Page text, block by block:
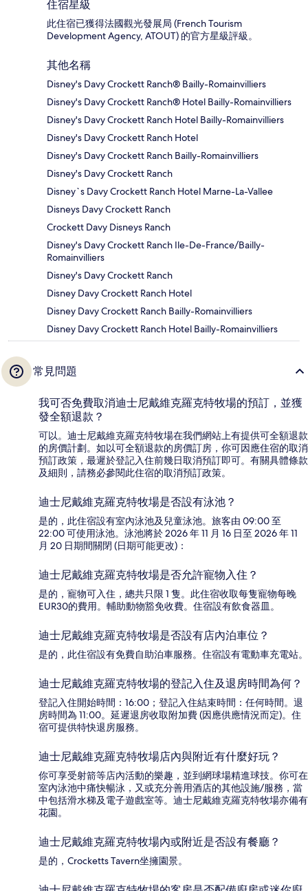
住宿星級
此住宿已獲得法國觀光發展局 (French Tourism
Development Agency, ATOUT) 的官方星級評級。
其他名稱
Disney's Davy Crockett Ranch® Bailly-Romainvilliers
Disney's Davy Crockett Ranch® Hotel Bailly-Romainvilliers
Disney's Davy Crockett Ranch Hotel Bailly-Romainvilliers
Disney's Davy Crockett Ranch Hotel
Disney's Davy Crockett Ranch Bailly-Romainvilliers
Disney's Davy Crockett Ranch
Disney`s Davy Crockett Ranch Hotel Marne-La-Vallee
Disneys Davy Crockett Ranch
Crockett Davy Disneys Ranch
Disney's Davy Crockett Ranch Ile-De-France/Bailly-
Romainvilliers
Disney's Davy Crockett Ranch
Disney Davy Crockett Ranch Hotel
Disney Davy Crockett Ranch Bailly-Romainvilliers
Disney Davy Crockett Ranch Hotel Bailly-Romainvilliers
常見問題
我可否免費取消迪士尼戴維克羅克特牧場的預訂，並獲
發全額退款？
可以。迪士尼戴維克羅克特牧場在我們網站上有提供可全額退款
的房價計劃。如以可全額退款的房價訂房，你可因應住宿的取消
預訂政策，最遲於登記入住前幾日取消預訂即可。有關具體條款
及細則，請務必參閱此住宿的取消預訂政策。
迪士尼戴維克羅克特牧場是否設有泳池？
是的，此住宿設有室內泳池及兒童泳池。旅客由 09:00 至
22:00 可使用泳池。泳池將於 2026 年 11 月 16 日至 2026 年 11
月 20 日期間關閉 (日期可能更改)：
迪士尼戴維克羅克特牧場是否允許寵物入住？
是的，寵物可入住，總共只限 1 隻。此住宿收取每隻寵物每晚
EUR30的費用。輔助動物豁免收費。住宿設有飲食器皿。
迪士尼戴維克羅克特牧場是否設有店內泊車位？
是的，此住宿設有免費自助泊車服務。住宿設有電動車充電站。
迪士尼戴維克羅克特牧場的登記入住及退房時間為何？
登記入住開始時間：16:00；登記入住結束時間：任何時間。退
房時間為 11:00。延遲退房收取附加費 (因應供應情況而定)。住
宿可提供特快退房服務。
迪士尼戴維克羅克特牧場店內與附近有什麼好玩？
你可享受射箭等店內活動的樂趣，並到網球場精進球技。你可在
室內泳池中痛快暢泳，又或充分善用酒店的其他設施/服務，當
中包括滑水梯及電子遊戲室等。迪士尼戴維克羅克特牧場亦備有
花園。
迪士尼戴維克羅克特牧場內或附近是否設有餐廳？
是的，Crocketts Tavern坐擁園景。